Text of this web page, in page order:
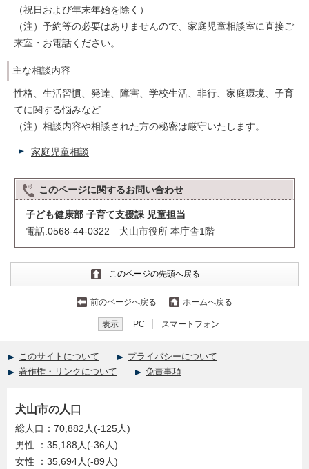
（祝日および年末年始を除く）
（注）予約等の必要はありませんので、家庭児童相談室に直接ご
来室・お電話ください。
主な相談内容
性格、生活習慣、発達、障害、学校生活、非行、家庭環境、子育
てに関する悩みなど
（注）相談内容や相談された方の秘密は厳守いたします。
家庭児童相談
このページに関するお問い合わせ
子ども健康部 子育て支援課 児童担当
電話:0568-44-0322 犬山市役所 本庁舎1階
このページの先頭へ戻る
前のページへ戻る ホームへ戻る
表示 PC スマートフォン
このサイトについて
プライバシーについて
著作権・リンクについて
免責事項
犬山市の人口
総人口：70,882人(-125人)
男性 ：35,188人(-36人)
女性 ：35,694人(-89人)